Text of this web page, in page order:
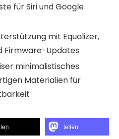
für Siri und Google
mit Equalizer,
Firmware-Updates
minimalistisches
Materialien für
teilen